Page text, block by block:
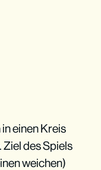
einen Kreis
Ziel des Spiels
weichen)